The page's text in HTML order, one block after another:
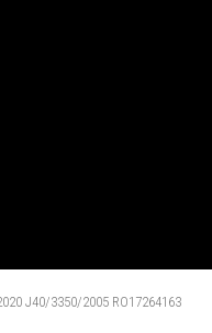
J40/3350/2005 RO17264163